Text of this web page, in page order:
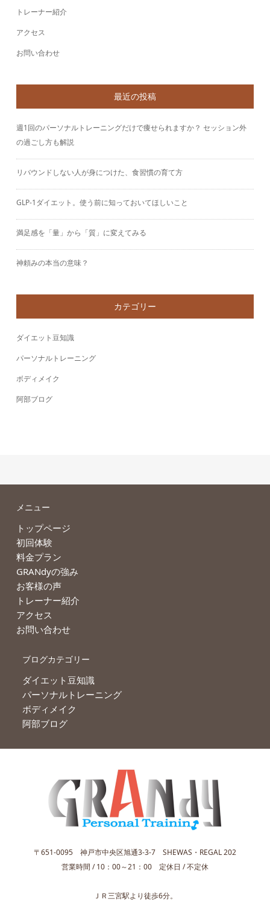
トレーナー紹介
アクセス
お問い合わせ
最近の投稿
週1回のパーソナルトレーニングだけで痩せられますか？ セッション外
の過ごし方も解説
リバウンドしない人が身につけた、食習慣の育て方
GLP-1ダイエット。使う前に知っておいてほしいこと
満足感を「量」から「質」に変えてみる
神頼みの本当の意味？
カテゴリー
ダイエット豆知識
パーソナルトレーニング
ボディメイク
阿部ブログ
メニュー
トップページ
初回体験
料金プラン
GRANdyの強み
お客様の声
トレーナー紹介
アクセス
お問い合わせ
ブログカテゴリー
ダイエット豆知識
パーソナルトレーニング
ボディメイク
阿部ブログ
〒651-0095 神戸市中央区旭通3-3-7 SHEWAS・REGAL 202
営業時間 / 10：00～21：00 定休日 / 不定休
ＪＲ三宮駅より徒歩6分。